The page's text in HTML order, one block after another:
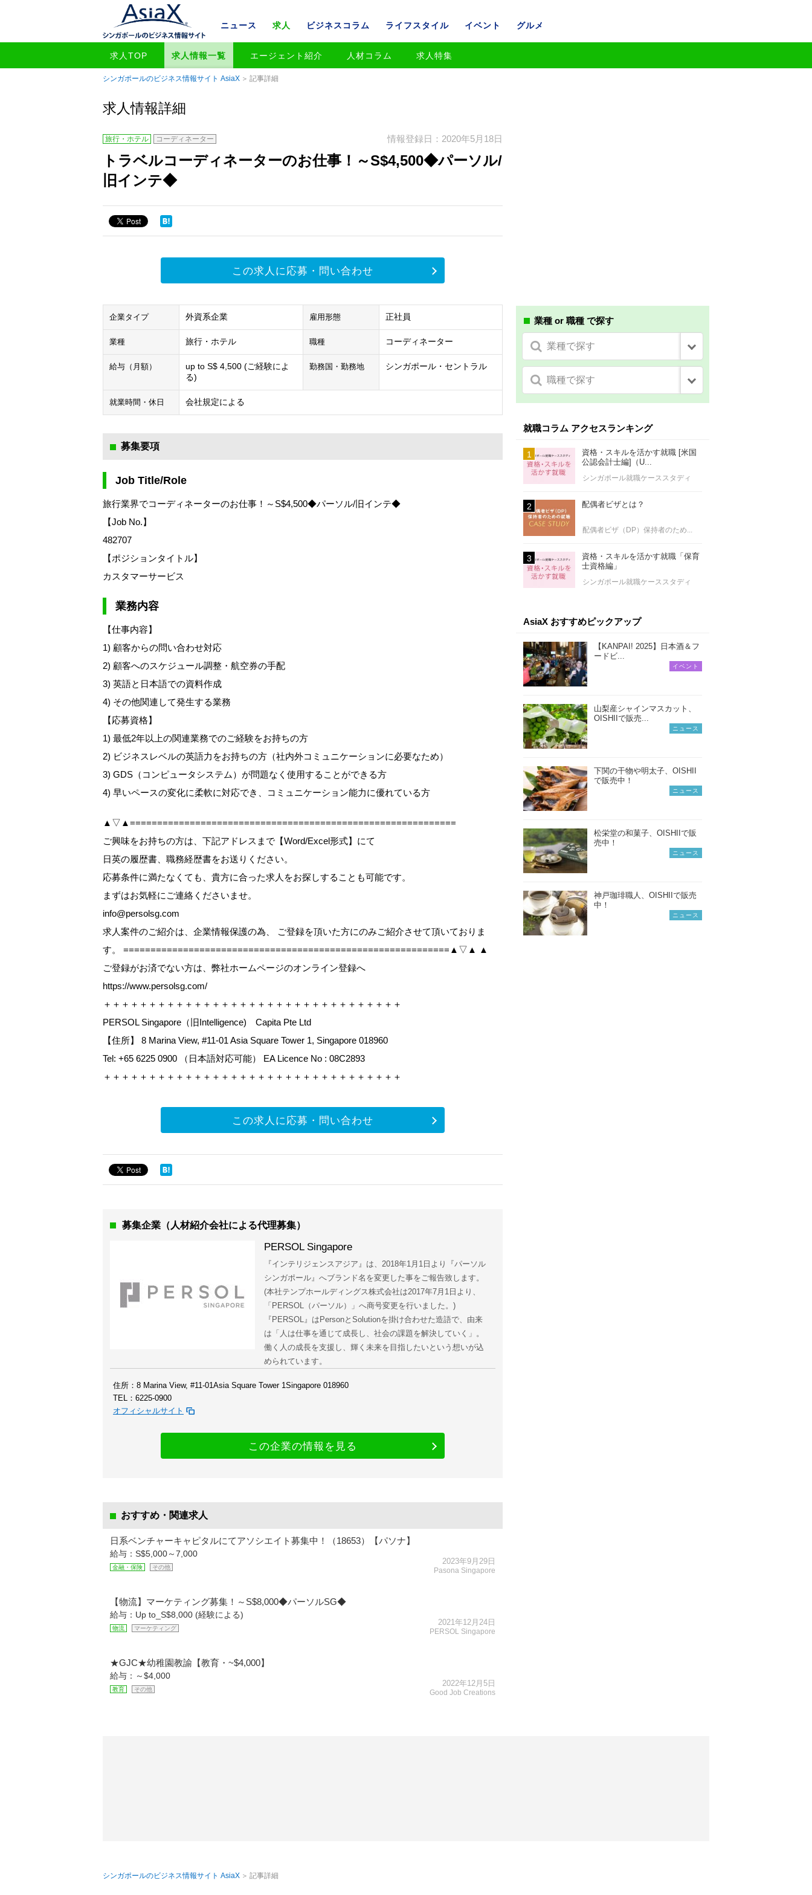
ニュース 求人 ビジネスコラム ライフスタイル イベント グルメ
求人TOP 求人情報一覧 エージェント紹介 人材コラム 求人特集
シンガポールのビジネス情報サイト AsiaX 記事詳細
求人情報詳細
旅行・ホテル コーディネーター 情報登録日：2020年5月18日
トラベルコーディネーターのお仕事！～S$4,500◆パーソル/
旧インテ◆
この求人に応募・問い合わせ
企業タイプ 外資系企業 雇用形態 正社員
業種 旅行・ホテル 職種 コーディネーター
給与（月額）
up to S$ 4,500 (ご経験によ
る)
勤務国・勤務地 シンガポール・セントラル
就業時間・休日 会社規定による
募集要項
Job Title/Role
旅行業界でコーディネーターのお仕事！～S$4,500◆パーソル/旧インテ◆
【Job No.】
482707
【ポジションタイトル】
カスタマーサービス
業務内容
【仕事内容】
1) 顧客からの問い合わせ対応
2) 顧客へのスケジュール調整・航空券の手配
3) 英語と日本語での資料作成
4) その他関連して発生する業務
【応募資格】
1) 最低2年以上の関連業務でのご経験をお持ちの方
2) ビジネスレベルの英語力をお持ちの方（社内外コミュニケーションに必要なため）
3) GDS（コンピュータシステム）が問題なく使用することができる方
4) 早いペースの変化に柔軟に対応でき、コミュニケーション能力に優れている方
▲▽▲============================================================
ご興味をお持ちの方は、下記アドレスまで【Word/Excel形式】にて
日英の履歴書、職務経歴書をお送りください。
応募条件に満たなくても、貴方に合った求人をお探しすることも可能です。
まずはお気軽にご連絡くださいませ。
info@persolsg.com
求人案件のご紹介は、企業情報保護の為、 ご登録を頂いた方にのみご紹介させて頂いておりま
す。 ============================================================▲▽▲ ▲
ご登録がお済でない方は、弊社ホームページのオンライン登録へ
https://www.persolsg.com/
＋＋＋＋＋＋＋＋＋＋＋＋＋＋＋＋＋＋＋＋＋＋＋＋＋＋＋＋＋＋＋＋＋
PERSOL Singapore（旧Intelligence) Capita Pte Ltd
【住所】 8 Marina View, #11-01 Asia Square Tower 1, Singapore 018960
Tel: +65 6225 0900 （日本語対応可能） EA Licence No : 08C2893
＋＋＋＋＋＋＋＋＋＋＋＋＋＋＋＋＋＋＋＋＋＋＋＋＋＋＋＋＋＋＋＋＋
この求人に応募・問い合わせ
募集企業（人材紹介会社による代理募集）
PERSOL Singapore
『インテリジェンスアジア』は、2018年1月1日より『パーソル
シンガポール』へブランド名を変更した事をご報告致します。
(本社テンプホールディングス株式会社は2017年7月1日より、
「PERSOL（パーソル）」へ商号変更を行いました。)
『PERSOL』はPersonとSolutionを掛け合わせた造語で、由来
は「人は仕事を通じて成長し、社会の課題を解決していく」。
働く人の成長を支援し、輝く未来を目指したいという想いが込
められています。
住所：8 Marina View, #11-01Asia Square Tower 1Singapore 018960
TEL：6225-0900
オフィシャルサイト
この企業の情報を見る
おすすめ・関連求人
日系ベンチャーキャピタルにてアソシエイト募集中！（18653）【パソナ】
給与：S$5,000～7,000
金融・保険 その他
2023年9月29日
Pasona Singapore
【物流】マーケティング募集！～S$8,000◆パーソルSG◆
給与：Up to_S$8,000 (経験による)
物流 マーケティング
2021年12月24日
PERSOL Singapore
★GJC★幼稚園教諭【教育・~$4,000】
給与：～$4,000
教育 その他
2022年12月5日
Good Job Creations
業種 or 職種 で探す
業種で探す
職種で探す
就職コラム アクセスランキング
資格・スキルを活かす就職 [米国
公認会計士編]（U...
シンガポール就職ケーススタディ
配偶者ビザとは？
配偶者ビザ（DP）保持者のため...
資格・スキルを活かす就職「保育
士資格編」
シンガポール就職ケーススタディ
AsiaX おすすめピックアップ
【KANPAI! 2025】日本酒＆フ
ードビ...
イベント
山梨産シャインマスカット、
OISHIIで販売...
ニュース
下関の干物や明太子、OISHII
で販売中！
ニュース
松栄堂の和菓子、OISHIIで販
売中！
ニュース
神戸珈琲職人、OISHIIで販売
中！
ニュース
シンガポールのビジネス情報サイト AsiaX 記事詳細